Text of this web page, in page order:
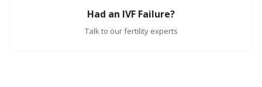
Had an IVF Failure?
Talk to our fertility experts